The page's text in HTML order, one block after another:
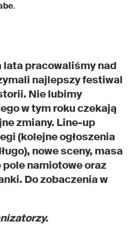
.
lata pracowaliśmy nad
najlepszy festiwal
Nie lubimy
w tym roku czekają
zmiany. Line-up
(kolejne ogłoszenia
nowe sceny, masa
namiotowe oraz
Do zobaczenia w